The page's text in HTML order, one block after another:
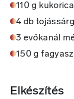
110 g
4 db
3 evőkanál
150 g
Elkészítés